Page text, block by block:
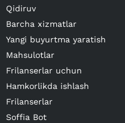
Qidiruv
Barcha xizmatlar
Yangi buyurtma yaratish
Mahsulotlar
Frilanserlar uchun
Hamkorlikda ishlash
Frilanserlar
Soffia Bot